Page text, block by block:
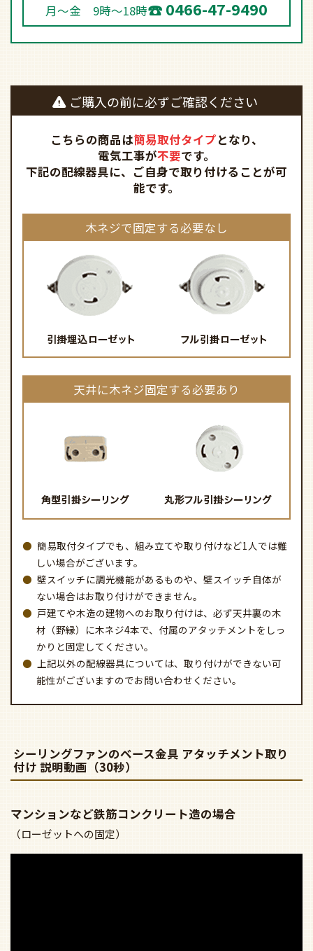
ご購入の前に必ずご確認ください
電気工事が不要です。
下記の配線器具に、ご自身で取り付けることが可
能です。
木ネジで固定する必要なし
天井に木ネジ固定する必要あり
しい場合がございます。
壁スイッチに調光機能があるものや、壁スイッチ自体が
ない場合はお取り付けができません。
戸建てや木造の建物へのお取り付けは、必ず天井裏の木
材（野縁）に木ネジ4本で、付属のアタッチメントをしっ
かりと固定してください。
上記以外の配線器具については、取り付けができない可
能性がございますのでお問い合わせください。
付け 説明動画（30秒）
（ローゼットへの固定）